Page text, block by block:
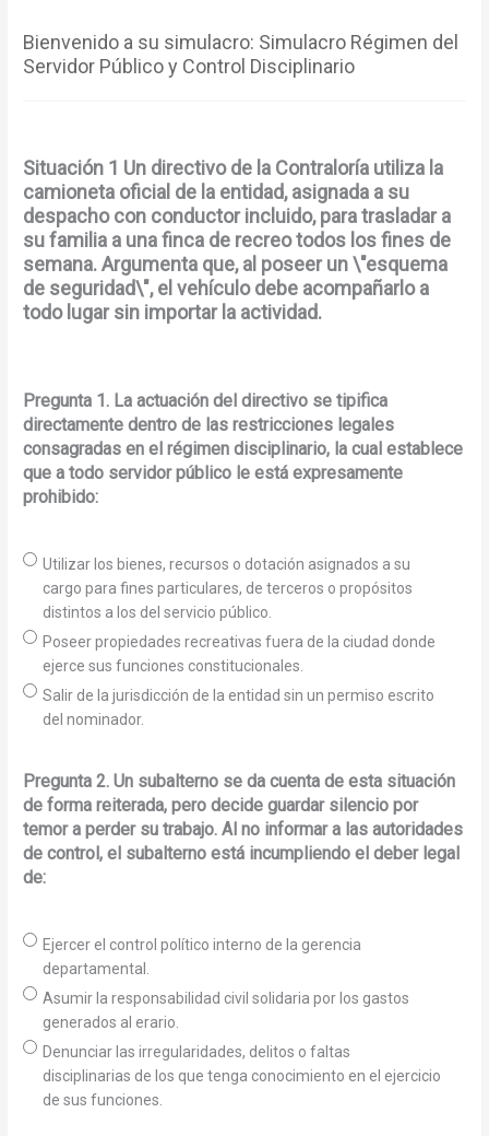
Bienvenido a su simulacro: Simulacro Régimen del
Servidor Público y Control Disciplinario
Situación 1 Un directivo de la Contraloría utiliza la
camioneta oficial de la entidad, asignada a su
despacho con conductor incluido, para trasladar a
su familia a una finca de recreo todos los fines de
semana. Argumenta que, al poseer un \"esquema
de seguridad\", el vehículo debe acompañarlo a
todo lugar sin importar la actividad.
Pregunta 1. La actuación del directivo se tipifica
directamente dentro de las restricciones legales
consagradas en el régimen disciplinario, la cual establece
que a todo servidor público le está expresamente
prohibido:
Utilizar los bienes, recursos o dotación asignados a su
cargo para fines particulares, de terceros o propósitos
distintos a los del servicio público.
Poseer propiedades recreativas fuera de la ciudad donde
ejerce sus funciones constitucionales.
Salir de la jurisdicción de la entidad sin un permiso escrito
del nominador.
Pregunta 2. Un subalterno se da cuenta de esta situación
de forma reiterada, pero decide guardar silencio por
temor a perder su trabajo. Al no informar a las autoridades
de control, el subalterno está incumpliendo el deber legal
de:
Ejercer el control político interno de la gerencia
departamental.
Asumir la responsabilidad civil solidaria por los gastos
generados al erario.
Denunciar las irregularidades, delitos o faltas
disciplinarias de los que tenga conocimiento en el ejercicio
de sus funciones.